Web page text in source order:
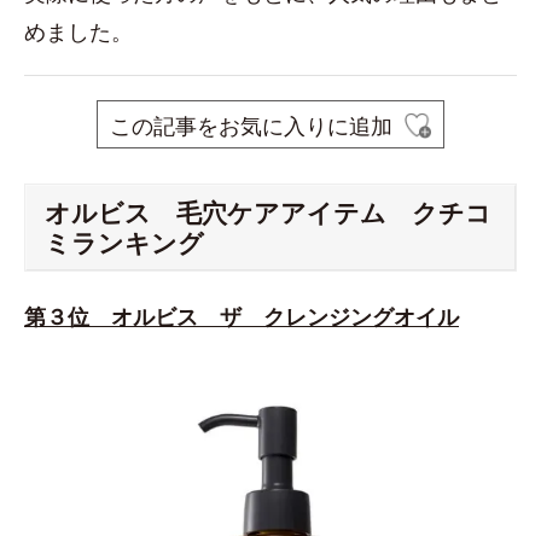
めました。
この記事をお気に入りに追加
オルビス 毛穴ケアアイテム クチコ
ミランキング
第３位 オルビス ザ クレンジングオイル